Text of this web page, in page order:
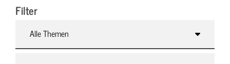
Filter
Alle Themen